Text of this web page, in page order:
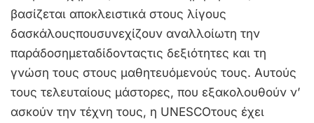
βασίζεται αποκλειστικά στους λίγους
δασκάλουςπουσυνεχίζουν αναλλοίωτη την
παράδοσημεταδίδονταςτις δεξιότητες και τη
γνώση τους στους μαθητευόμενούς τους. Αυτούς
τους τελευταίους μάστορες, που εξακολουθούν ν’
ασκούν την τέχνη τους, η UNESCOτους έχει